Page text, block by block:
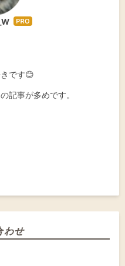
はて
です😊
記事が多めです。
わせ